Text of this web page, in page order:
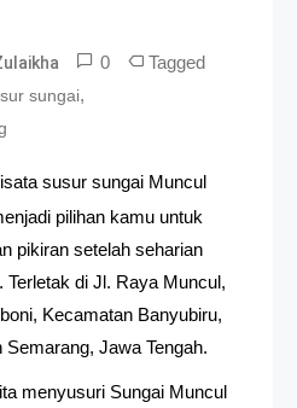
0 Tagged
sungai,
susur sungai Muncul
pilihan kamu untuk
pikiran setelah seharian
Terletak di Jl. Raya Muncul,
Kecamatan Banyubiru,
Jawa Tengah.
menyusuri Sungai Muncul